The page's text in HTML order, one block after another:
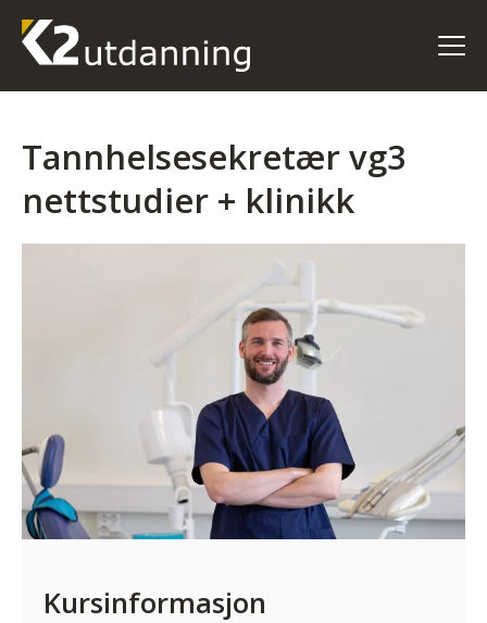
Tannhelsesekretær vg3
nettstudier + klinikk
Kursinformasjon